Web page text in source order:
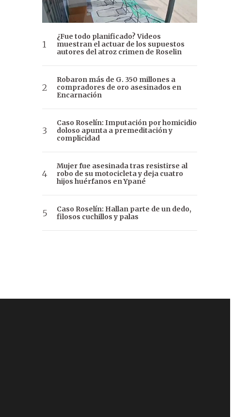
¿Fue todo planificado? Videos
muestran el actuar de los supuestos
autores del atroz crimen de Roselin
Robaron más de G. 350 millones a
compradores de oro asesinados en
Encarnación
Caso Roselín: Imputación por homicidio
doloso apunta a premeditación y
complicidad
Mujer fue asesinada tras resistirse al
robo de su motocicleta y deja cuatro
hijos huérfanos en Ypané
Caso Roselín: Hallan parte de un dedo,
filosos cuchillos y palas